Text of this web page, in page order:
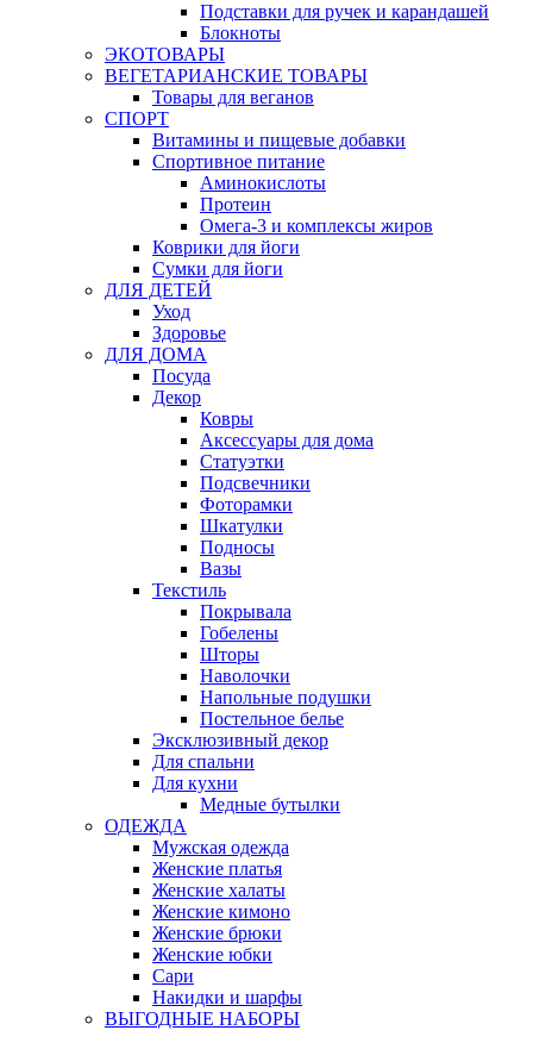
Подставки для ручек и карандашей
Блокноты
ЭКОТОВАРЫ
ВЕГЕТАРИАНСКИЕ ТОВАРЫ
Товары для веганов
СПОРТ
Витамины и пищевые добавки
Спортивное питание
Аминокислоты
Протеин
Омега-3 и комплексы жиров
Коврики для йоги
Сумки для йоги
ДЛЯ ДЕТЕЙ
Уход
Здоровье
ДЛЯ ДОМА
Посуда
Декор
Ковры
Аксессуары для дома
Статуэтки
Подсвечники
Фоторамки
Шкатулки
Подносы
Вазы
Текстиль
Покрывала
Гобелены
Шторы
Наволочки
Напольные подушки
Постельное белье
Эксклюзивный декор
Для спальни
Для кухни
Медные бутылки
ОДЕЖДА
Мужская одежда
Женские платья
Женские халаты
Женские кимоно
Женские брюки
Женские юбки
Сари
Накидки и шарфы
ВЫГОДНЫЕ НАБОРЫ